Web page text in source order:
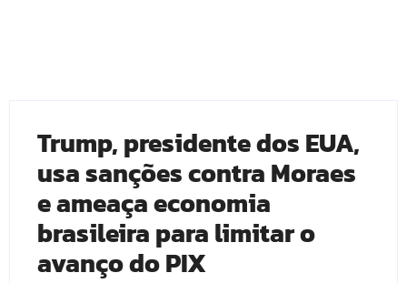
Trump, presidente dos EUA,
usa sanções contra Moraes
e ameaça economia
brasileira para limitar o
avanço do PIX